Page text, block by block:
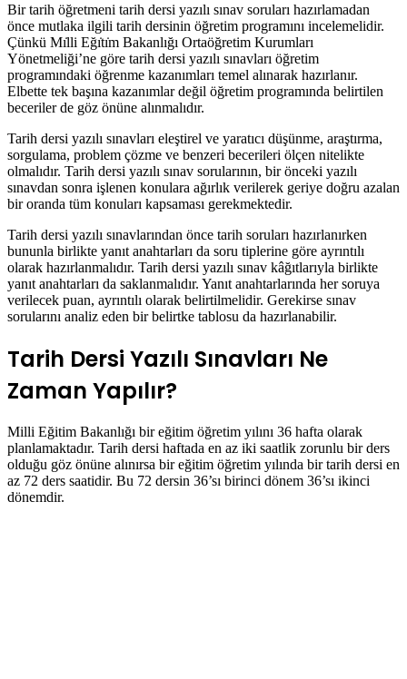
Bir tarih öğretmeni tarih dersi yazılı sınav soruları hazırlamadan
önce mutlaka ilgili tarih dersinin öğretim programını incelemelidir.
Çünkü Mı̇lli Eğı̇tı̇m Bakanlığı Ortaöğretim Kurumları
Yönetmeliği’ne göre tarih dersi yazılı sınavları öğretim
programındaki öğrenme kazanımları temel alınarak hazırlanır.
Elbette tek başına kazanımlar değil öğretim programında belirtilen
beceriler de göz önüne alınmalıdır.
Tarih dersi yazılı sınavları eleştirel ve yaratıcı düşünme, araştırma,
sorgulama, problem çözme ve benzeri becerileri ölçen nitelikte
olmalıdır. Tarih dersi yazılı sınav sorularının, bir önceki yazılı
sınavdan sonra işlenen konulara ağırlık verilerek geriye doğru azalan
bir oranda tüm konuları kapsaması gerekmektedir.
Tarih dersi yazılı sınavlarından önce tarih soruları hazırlanırken
bununla birlikte yanıt anahtarları da soru tiplerine göre ayrıntılı
olarak hazırlanmalıdır. Tarih dersi yazılı sınav kâğıtlarıyla birlikte
yanıt anahtarları da saklanmalıdır. Yanıt anahtarlarında her soruya
verilecek puan, ayrıntılı olarak belirtilmelidir. Gerekirse sınav
sorularını analiz eden bir belirtke tablosu da hazırlanabilir.
Tarih Dersi Yazılı Sınavları Ne
Zaman Yapılır?
Milli Eğitim Bakanlığı bir eğitim öğretim yılını 36 hafta olarak
planlamaktadır. Tarih dersi haftada en az iki saatlik zorunlu bir ders
olduğu göz önüne alınırsa bir eğitim öğretim yılında bir tarih dersi en
az 72 ders saatidir. Bu 72 dersin 36’sı birinci dönem 36’sı ikinci
dönemdir.